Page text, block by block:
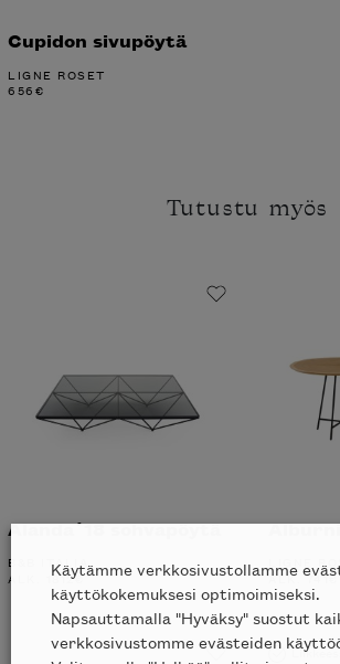
Cupidon sivupöytä
LIGNE ROSET
656€
Tutustu myös
Alanda´18 sohvapöytä
B&B ITALIA
ALK. 1812€
LIGNE
ALK.741€
Käytämme verkkosivustollamme
käyttökokemuksesi optimoimiseksi.
Napsauttamalla "Hyväksy" suostut
verkkosivustomme evästeiden